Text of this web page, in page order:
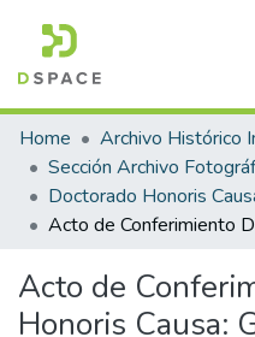
Communities & Collections
All of DSpace
Statistics
Home
Sección Archivo
Doctorado Honoris
Acto de
Honoris Causa: